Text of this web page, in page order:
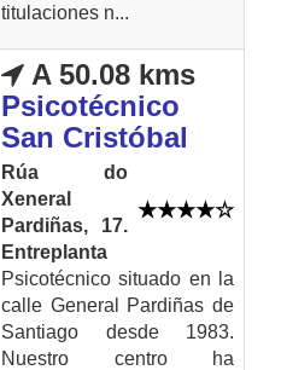
titulaciones n...
A 50.08 kms
Psicotécnico
San Cristóbal
Rúa do
Xeneral
Pardiñas, 17.
Entreplanta
Psicotécnico situado en la
calle General Pardiñas de
Santiago desde 1983.
Nuestro centro ha